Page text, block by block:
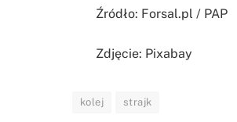
Źródło: Forsal.pl / PAP
Zdjęcie: Pixabay
kolej strajk